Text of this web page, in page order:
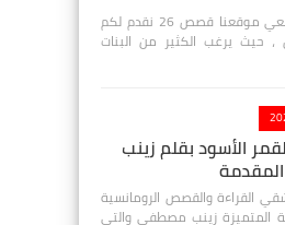
مرحباً بكم جميع أصدقائي ومتابعي موقعنا قصص 26 نقدم لكم
حيث يرغب الكثير من البنات
الأسود بقلم زينب
القراءة والقصص الرومانسية
المتميزة زينب مصطفى والتي